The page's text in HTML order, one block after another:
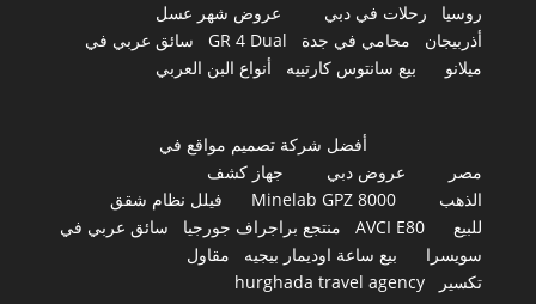
روسيا
رحلات في دبي
عروض شهر عسل
أذربيجان
محامي في جدة GR 4 Dual
سائق عربي في
ميلانو
بيع سانتوس كارتييه أنواع البن العربي
أفضل شركة تصميم مواقع في
مصر
عروض دبي
جهاز كشف
الذهب
Minelab GPZ 8000
فيلل نظام شقق
للبيع
AVCI E80 منتجع براجراف جورجيا
سائق عربي في
سويسرا
بيع ساعة اوديمار بيجيه
مقاول
تكسير
hurghada travel agency